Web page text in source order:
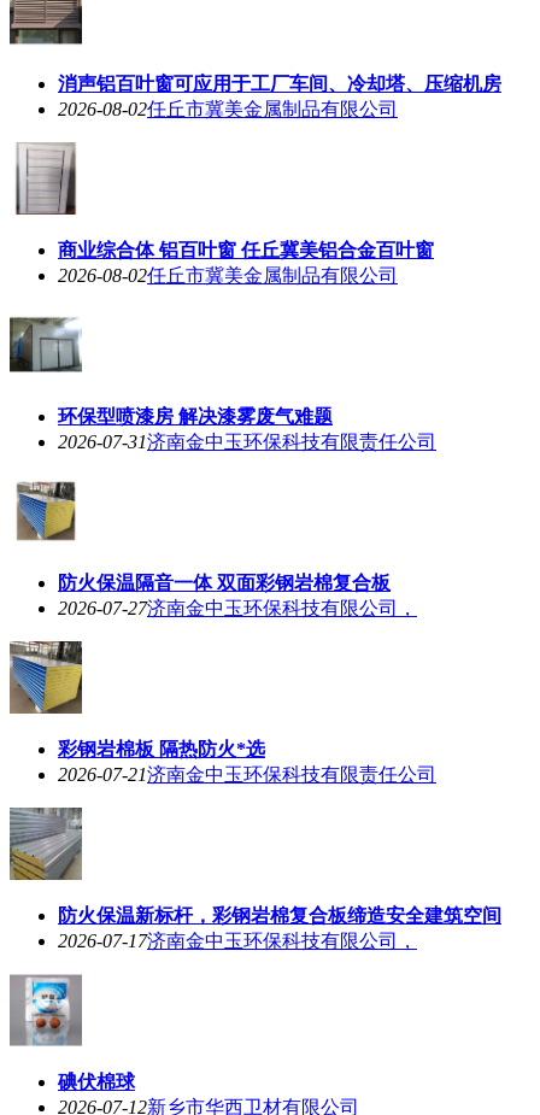
消声铝百叶窗可应用于工厂车间、冷却塔、压缩机房
2026-08-02任丘市冀美金属制品有限公司
商业综合体 铝百叶窗 任丘冀美铝合金百叶窗
2026-08-02任丘市冀美金属制品有限公司
环保型喷漆房 解决漆雾废气难题
2026-07-31济南金中玉环保科技有限责任公司
防火保温隔音一体 双面彩钢岩棉复合板
2026-07-27济南金中玉环保科技有限公司，
彩钢岩棉板 隔热防火*选
2026-07-21济南金中玉环保科技有限责任公司
防火保温新标杆，彩钢岩棉复合板缔造安全建筑空间
2026-07-17济南金中玉环保科技有限公司，
碘伏棉球
2026-07-12新乡市华西卫材有限公司